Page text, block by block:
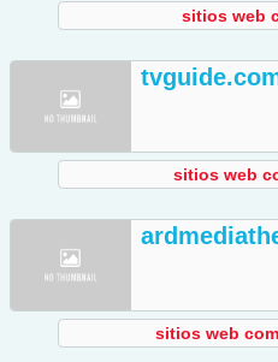
sitios web
sitios web
sitios web